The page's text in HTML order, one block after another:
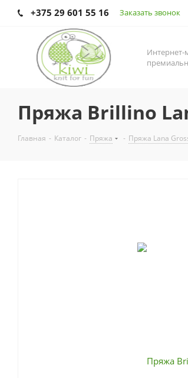
+375 29 601 55 16 Заказать звонок
Интернет-
Пряжа Brillino
Главная - Каталог - Пряжа - Пряжа Lana